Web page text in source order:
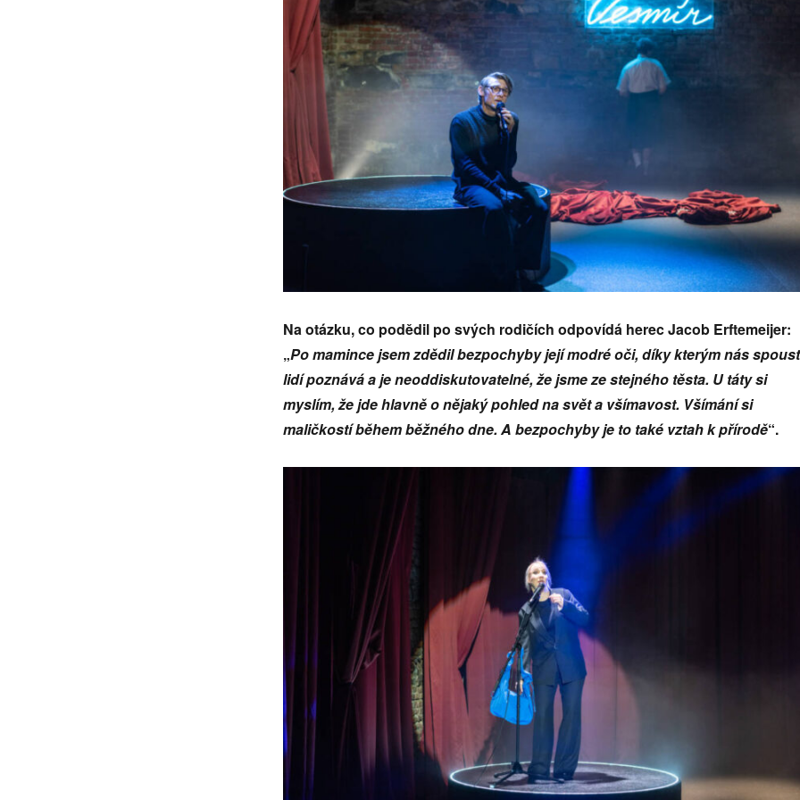
Na otázku, co podědil po svých rodičích odpovídá herec Jacob Erftemeijer:
„Po mamince jsem zdědil bezpochyby její modré oči, díky kterým nás
lidí poznává a je neoddiskutovatelné, že jsme ze stejného těsta. U táty si
myslím, že jde hlavně o nějaký pohled na svět a všímavost. Všímání si
maličkostí během běžného dne. A bezpochyby je to také vztah k přírodě“.